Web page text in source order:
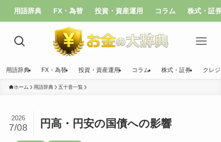
用語辞典 FX・為替 投資・資産運用 コラム 株式・証
用語辞典 FX・為替 投資・資産運用 コラム 株式・証券 クレ
ホーム 用語辞典 五十音一覧
円高・円安の国債への影響
2026
7/08